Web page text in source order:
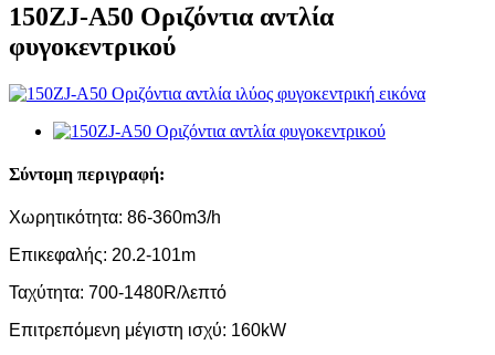
150ZJ-A50 Οριζόντια αντλία
φυγοκεντρικού
Σύντομη περιγραφή:
Χωρητικότητα: 86-360m3/h
Επικεφαλής: 20.2-101m
Ταχύτητα: 700-1480R/λεπτό
Επιτρεπόμενη μέγιστη ισχύ: 160kW